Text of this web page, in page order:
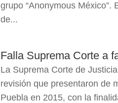
grupo “Anonymous México”.
de...
Falla Suprema Corte a
La Suprema Corte de
revisión que presentaron de
Puebla en 2015, con la